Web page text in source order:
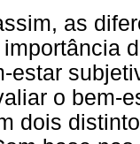
as
estar
o bem-
dois